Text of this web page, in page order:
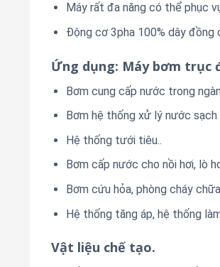
Máy rất đa năng có thể phục
Động cơ 3pha 100% dây
Ứng dụng: Máy bơm trục
Bơm cung cấp nước trong
Bơm hệ thống xử lý nước
Hệ thống tưới tiêu..
Bơm cấp nước cho nồi hơi, lò
Bơm cứu hỏa, phòng cháy
Hệ thống tăng áp, hệ thống
Vật liệu chế tạo.